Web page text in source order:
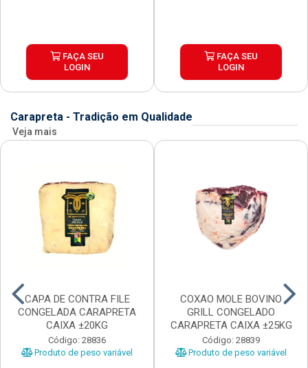
FAÇA SEU
LOGIN
FAÇA SEU
LOGIN
Carapreta - Tradição em Qualidade
Veja mais
CAPA DE CONTRA FILE
CONGELADA CARAPRETA
CAIXA ±20KG
Código: 28836
Produto de peso variável
COXAO MOLE BOVINO
GRILL CONGELADO
CARAPRETA CAIXA ±25KG
Código: 28839
Produto de peso variável